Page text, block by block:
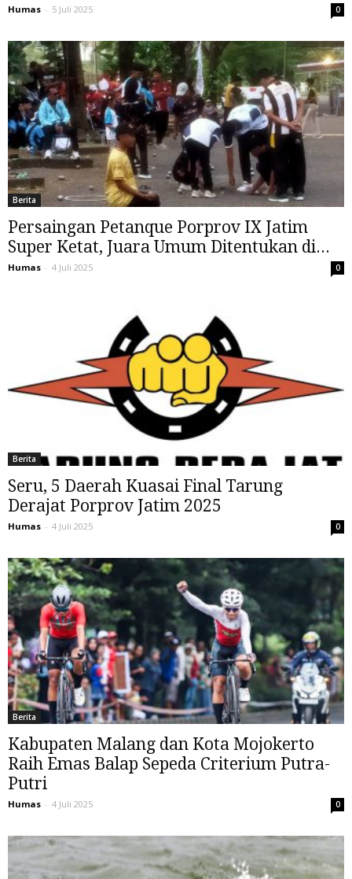
Humas - 5 Juli 2025 0
Berita
Persaingan Petanque Porprov IX Jatim
Super Ketat, Juara Umum Ditentukan di...
Humas - 4 Juli 2025 0
Berita
Seru, 5 Daerah Kuasai Final Tarung
Derajat Porprov Jatim 2025
Humas - 4 Juli 2025 0
Berita
Kabupaten Malang dan Kota Mojokerto
Raih Emas Balap Sepeda Criterium Putra-
Putri
Humas - 4 Juli 2025 0